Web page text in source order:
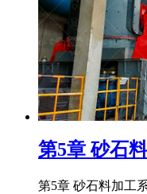
第5章 砂石
第5章 砂石料加工